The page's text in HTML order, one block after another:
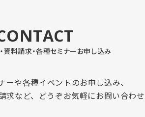
資料請求・各種セミナーお申し込み
ーや各種イベントのお申し込み、
求など、どうぞお気軽にお問い合わ